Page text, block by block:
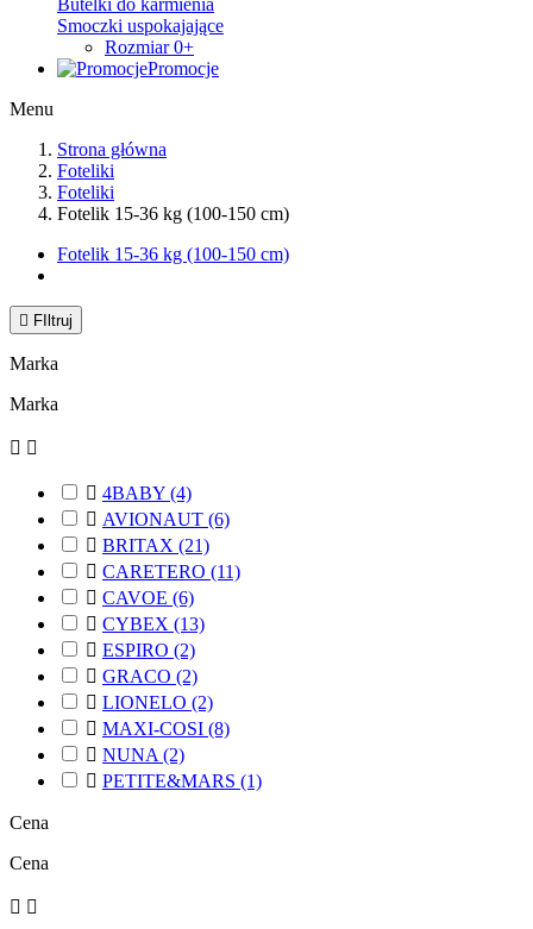
Butelki do karmienia
Smoczki uspokajające
Rozmiar 0+
Promocje
Menu
Strona główna
Foteliki
Foteliki
Fotelik 15-36 kg (100-150 cm)
Fotelik 15-36 kg (100-150 cm)
 FIltruj
Marka
Marka
 
 4BABY (4)
 AVIONAUT (6)
 BRITAX (21)
 CARETERO (11)
 CAVOE (6)
 CYBEX (13)
 ESPIRO (2)
 GRACO (2)
 LIONELO (2)
 MAXI-COSI (8)
 NUNA (2)
 PETITE&MARS (1)
Cena
Cena
 